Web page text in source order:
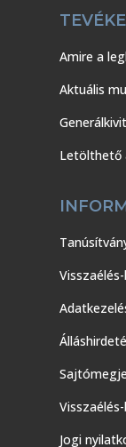
Amire a
Aktuális
Letölthető
Jogi